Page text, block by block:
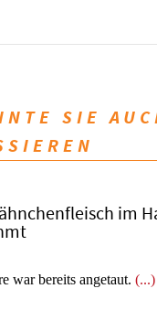
SIE
im
war bereits angetaut. (...)